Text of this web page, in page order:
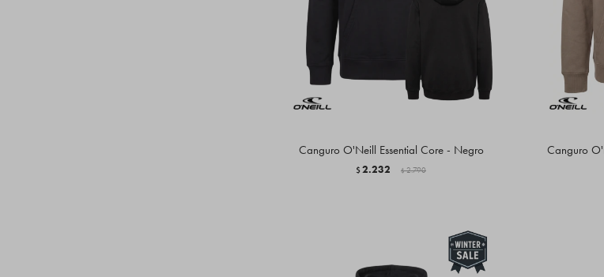
Canguro O'Neill Essential Core - Negro
$2.232 $ 2.790
Canguro